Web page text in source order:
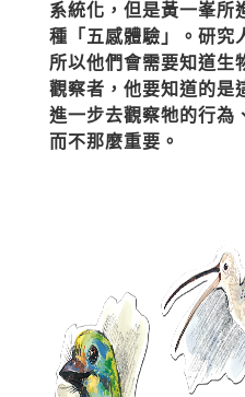
系統化，但是黃一峯所
種「五感體驗」。研究
所以他們會需要知道生
觀察者，他要知道的是
進一步去觀察牠的行為
而不那麼重要。